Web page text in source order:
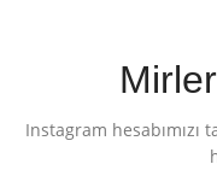
Instagram hesabımızı